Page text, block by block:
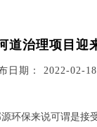
道治理项目迎
日期： 2022-02-18
环保来说可谓是接